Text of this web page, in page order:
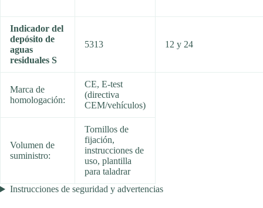
Indicador del
depósito de
aguas
residuales S
5313 12 y 24
Marca de
homologación:
CE, E-test
(directiva
CEM/vehículos)
Volumen de
suministro:
Tornillos de
fijación,
instrucciones de
uso, plantilla
para taladrar
Instrucciones de seguridad y advertencias